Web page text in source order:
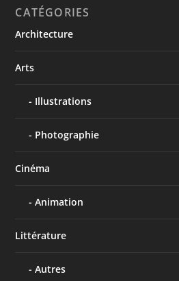
CATÉGORIES
Architecture
Arts
Illustrations
Photographie
Cinéma
Animation
Littérature
Autres